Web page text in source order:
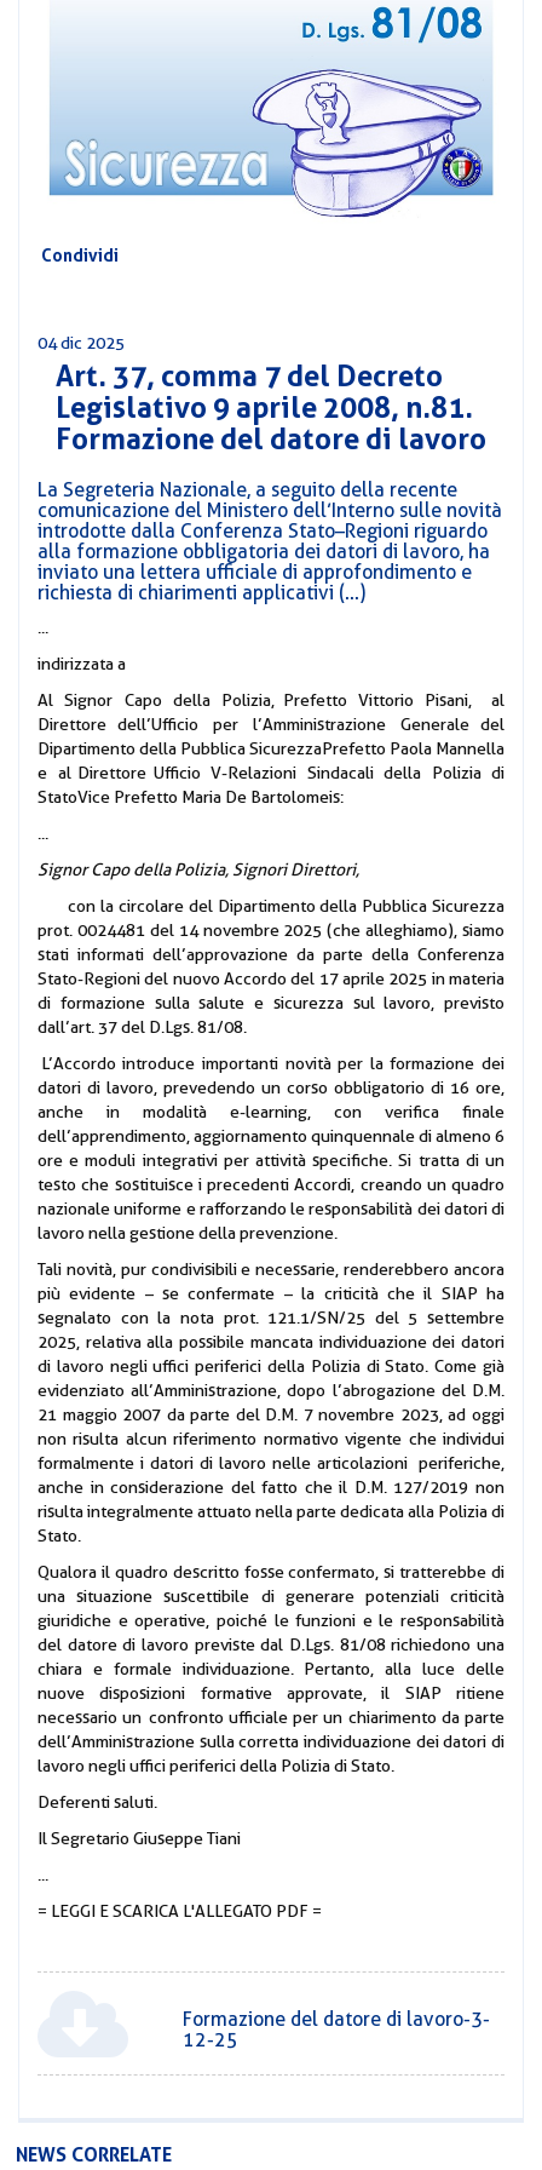
AREA
DIRIGENZIALE
COMUNICATI
PERSONALE
Condividi
04 dic 2025
Art. 37, comma 7 del Decreto
Legislativo 9 aprile 2008, n.81.
Formazione del datore di lavoro
La Segreteria Nazionale, a seguito della recente
comunicazione del Ministero dell’Interno sulle novità
introdotte dalla Conferenza Stato–Regioni riguardo
alla formazione obbligatoria dei datori di lavoro, ha
inviato una lettera ufficiale di approfondimento e
richiesta di chiarimenti applicativi (...)
indirizzata a
Al Signor Capo della Polizia, Prefetto Vittorio Pisani, al
Direttore dell’Ufficio per l’Amministrazione Generale del
Dipartimento della Pubblica SicurezzaPrefetto Paola Mannella
e al Direttore Ufficio V-Relazioni Sindacali della Polizia di
StatoVice Prefetto Maria De Bartolomeis:
Signor Capo della Polizia, Signori Direttori,
con la circolare del Dipartimento della Pubblica Sicurezza
prot. 0024481 del 14 novembre 2025 (che alleghiamo), siamo
stati informati dell’approvazione da parte della Conferenza
Stato-Regioni del nuovo Accordo del 17 aprile 2025 in materia
di formazione sulla salute e sicurezza sul lavoro, previsto
dall’art. 37 del D.Lgs. 81/08.
L’Accordo introduce importanti novità per la formazione dei
datori di lavoro, prevedendo un corso obbligatorio di 16 ore,
anche in modalità e-learning, con verifica finale
dell’apprendimento, aggiornamento quinquennale di almeno 6
ore e moduli integrativi per attività specifiche. Si tratta di un
testo che sostituisce i precedenti Accordi, creando un quadro
nazionale uniforme e rafforzando le responsabilità dei datori di
lavoro nella gestione della prevenzione.
Tali novità, pur condivisibili e necessarie, renderebbero ancora
più evidente – se confermate – la criticità che il SIAP ha
segnalato con la nota prot. 121.1/SN/25 del 5 settembre
2025, relativa alla possibile mancata individuazione dei datori
di lavoro negli uffici periferici della Polizia di Stato. Come già
evidenziato all’Amministrazione, dopo l’abrogazione del D.M.
21 maggio 2007 da parte del D.M. 7 novembre 2023, ad oggi
non risulta alcun riferimento normativo vigente che individui
formalmente i datori di lavoro nelle articolazioni periferiche,
anche in considerazione del fatto che il D.M. 127/2019 non
risulta integralmente attuato nella parte dedicata alla Polizia di
Stato.
Qualora il quadro descritto fosse confermato, si tratterebbe di
una situazione suscettibile di generare potenziali criticità
giuridiche e operative, poiché le funzioni e le responsabilità
del datore di lavoro previste dal D.Lgs. 81/08 richiedono una
chiara e formale individuazione. Pertanto, alla luce delle
nuove disposizioni formative approvate, il SIAP ritiene
necessario un confronto ufficiale per un chiarimento da parte
dell’Amministrazione sulla corretta individuazione dei datori di
lavoro negli uffici periferici della Polizia di Stato.
Deferenti saluti.
Il Segretario Giuseppe Tiani
= LEGGI E SCARICA L'ALLEGATO PDF =
Formazione del datore di lavoro-3-
12-25
NEWS CORRELATE